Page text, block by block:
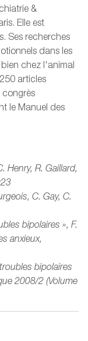
&
Elle est
Ses recherches
dans les
chez l'animal
articles
congrès
le Manuel des
Henry, R. Gaillard,
C. Gay, C.
bipolaires », F.
anxieux,
bipolaires
2008/2 (Volume